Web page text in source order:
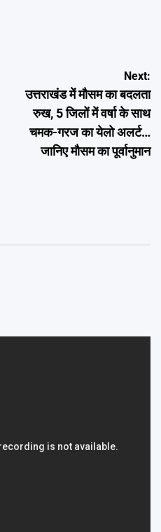
Next:
उत्तराखंड में मौसम का बदलता
रुख, 5 जिलों में वर्षा के साथ
चमक-गरज का येलो अलर्ट…
जानिए मौसम का पूर्वानुमान